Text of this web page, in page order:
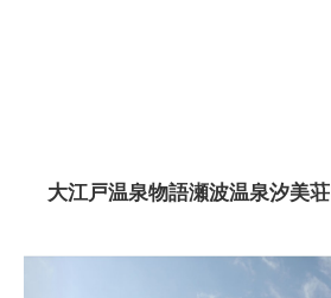
大江戸温泉物語瀬波温泉汐美荘